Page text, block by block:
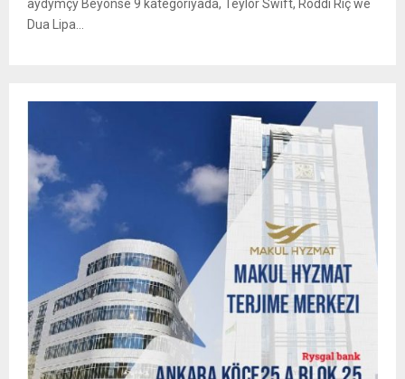
aýdymçy Beýonse 9 kategoriýada, Teýlor Swift, Roddi Riç we
Dua Lipa...